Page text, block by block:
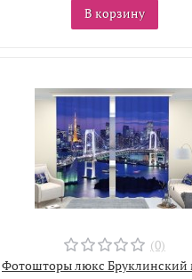
В корзину
(0)
Фотошторы люкс Бруклинский